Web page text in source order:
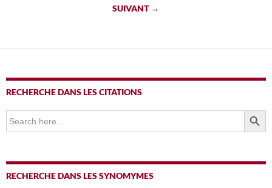
SUIVANT →
RECHERCHE DANS LES CITATIONS
Search
for:
SEARCH
RECHERCHE DANS LES SYNOMYMES